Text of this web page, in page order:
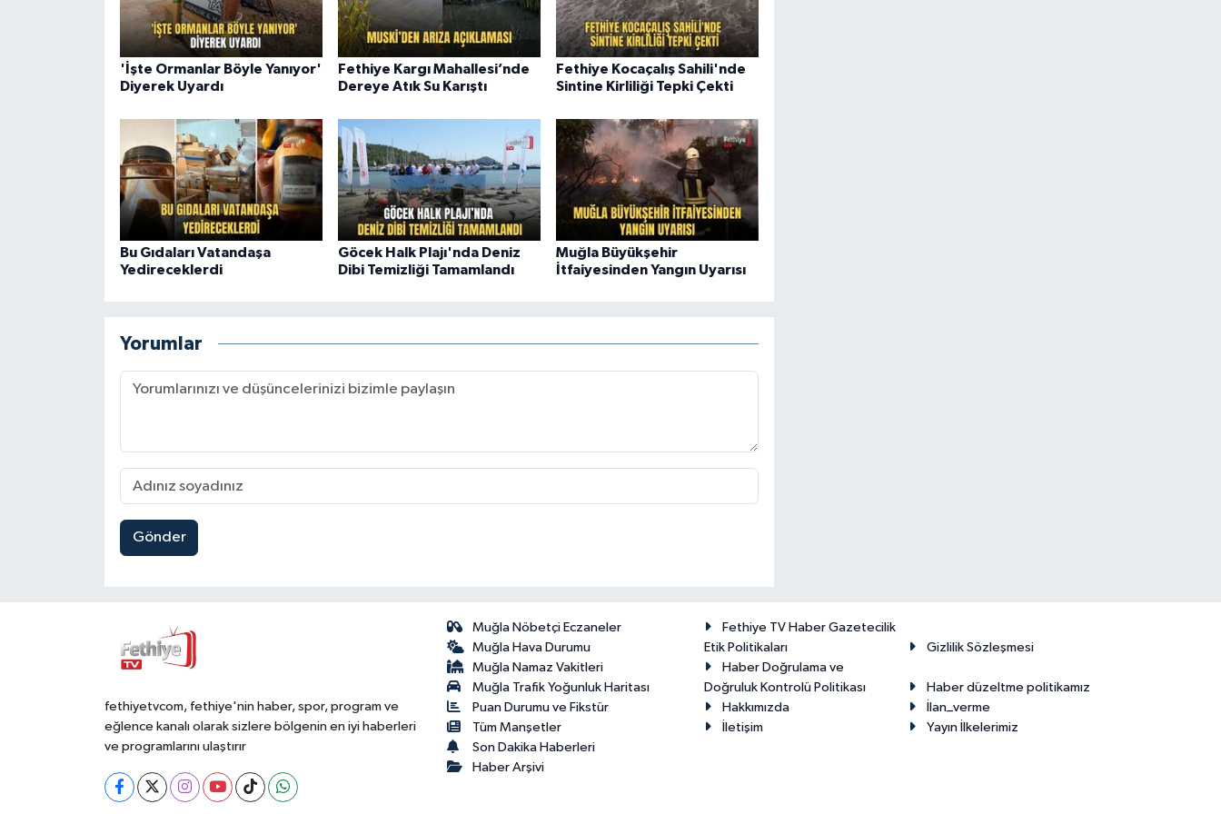
'İşte Ormanlar Böyle Yanıyor'
Diyerek Uyardı
Fethiye Kargı Mahallesi’nde
Dereye Atık Su Karıştı
Fethiye Kocaçalış Sahili'nde
Sintine Kirliliği Tepki Çekti
Bu Gıdaları Vatandaşa
Yedireceklerdi
Göcek Halk Plajı'nda Deniz
Dibi Temizliği Tamamlandı
Muğla Büyükşehir
İtfaiyesinden Yangın Uyarısı
Yorumlar
Gönder
fethiyetvcom, fethiye'nin haber, spor, program ve
eğlence kanalı olarak sizlere bölgenin en iyi haberleri
ve programlarını ulaştırır
Muğla Nöbetçi Eczaneler
Muğla Hava Durumu
Muğla Namaz Vakitleri
Muğla Trafik Yoğunluk Haritası
Puan Durumu ve Fikstür
Tüm Manşetler
Son Dakika Haberleri
Haber Arşivi
Fethiye TV Haber Gazetecilik
Etik Politikaları
Gizlilik Sözleşmesi
Haber Doğrulama ve
Doğruluk Kontrolü Politikası
Haber düzeltme politikamız
Hakkımızda
İlan_verme
İletişim
Yayın İlkelerimiz